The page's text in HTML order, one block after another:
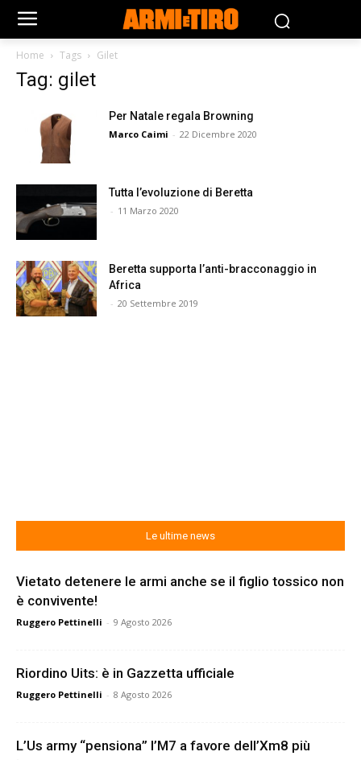
Home Tags Gilet
Tag: gilet
Per Natale regala Browning
Marco Caimi - 22 Dicembre 2020
Tutta l’evoluzione di Beretta
- 11 Marzo 2020
Beretta supporta l’anti-bracconaggio in
Africa
- 20 Settembre 2019
Le ultime news
Vietato detenere le armi anche se il figlio tossico non
è convivente!
Ruggero Pettinelli - 9 Agosto 2026
Riordino Uits: è in Gazzetta ufficiale
Ruggero Pettinelli - 8 Agosto 2026
L’Us army “pensiona” l’M7 a favore dell’Xm8 più